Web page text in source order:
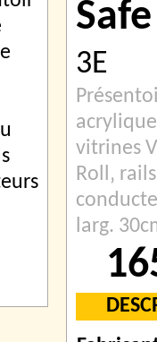
Safe
3E
vitrines
Roll‚ rails
larg.